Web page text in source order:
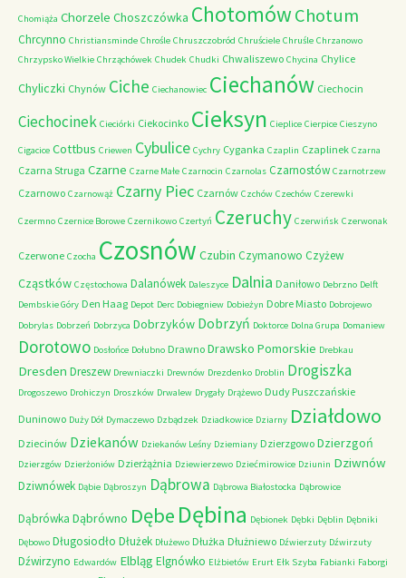
Chomiąża Chorzele Choszczówka ChotomówChotum
Chrcynno Christiansminde Chrośle Chruszczobród Chruściele Chruśle Chrzanowo
Chrzypsko Wielkie Chrząchówek Chudek Chudki Chwaliszewo Chycina Chylice
Chyliczki Chynów Ciche Ciechanowiec Ciechanów Ciechocin
Ciechocinek Cieciórki Ciekocinko Cieksyn Cieplice Cierpice Cieszyno
Cigacice Cottbus Criewen Cybulice Cychry Cyganka Czaplin Czaplinek Czarna
Czarna Struga Czarne Czarne Małe Czarnocin Czarnolas Czarnostów Czarnotrzew
Czarnowo Czarnowąż Czarny Piec Czarnów Czchów Czechów Czerewki
Czermno Czernice Borowe Czernikowo Czertyń Czeruchy Czerwińsk Czerwonak
Czerwone Czocha Czosnów Czubin Czymanowo Czyżew
Cząstków Częstochowa Dalanówek Daleszyce Dalnia Daniłowo Debrzno Delft
Dembskie Góry Den Haag Depot Derc Dobiegniew Dobieżyn Dobre Miasto Dobrojewo
Dobrylas Dobrzeń Dobrzyca Dobrzyków Dobrzyń Doktorce Dolna Grupa Domaniew
Dorotowo Dosłońce Dołubno Drawno Drawsko Pomorskie Drebkau
Dresden Dreszew Drewniaczki Drewnów Drezdenko Droblin Drogiszka
Drogoszewo Drohiczyn Droszków Drwalew Drygały Drążewo Dudy Puszczańskie
Duninowo Duży Dół Dymaczewo Dzbądzek Dziadkowice Dziarny Działdowo
Dziecinów Dziekanów Dziekanów Leśny Dziemiany Dzierzgowo Dzierzgoń
Dzierzgów Dzierżoniów Dzierżążnia Dziewierzewo Dziećmirowice Dziunin Dziwnów
Dziwnówek Dąbie Dąbroszyn Dąbrowa Dąbrowa Białostocka Dąbrowice
Dąbrówka Dąbrówno Dębe Dębina Dębionek Dębki Dęblin Dębniki
Dębowo Długosiodło Dłużek Dłużewo Dłużka Dłużniewo Dźwierzuty Dźwirzuty
Dźwirzyno Edwardów Elbląg Elgnówko Elżbietów Erurt Ełk Szyba Fabianki Faborgi